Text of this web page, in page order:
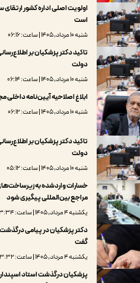
اولویت اصلی اداره کشور
است
شنبه ۱۰ مرداد, ۱۴۰۵ | ساعت: ۰۶:۱۶
تاکید دکتر پزشکیان بر
دولت
شنبه ۱۰ مرداد, ۱۴۰۵ | ساعت: ۰۶:۱۴
ابلاغ اصلاحیه آیین‌نامه داخلی
شنبه ۱۰ مرداد, ۱۴۰۵ | ساعت: ۰۶:۱۲
تاکید دکتر پزشکیان بر
دولت
شنبه ۱۰ مرداد, ۱۴۰۵ | ساعت: ۰۵:۱۲
خسارات واردشده به
مراجع بین‌المللی پیگیری شود
یکشنبه ۴ مرداد, ۱۴۰۵ | ساعت: ۱۳:۳۴
دکتر پزشکیان در پیامی درگذشت
گفت
یکشنبه ۴ مرداد, ۱۴۰۵ | ساعت: ۱۳:۳۲
پزشکیان درگذشت استاد